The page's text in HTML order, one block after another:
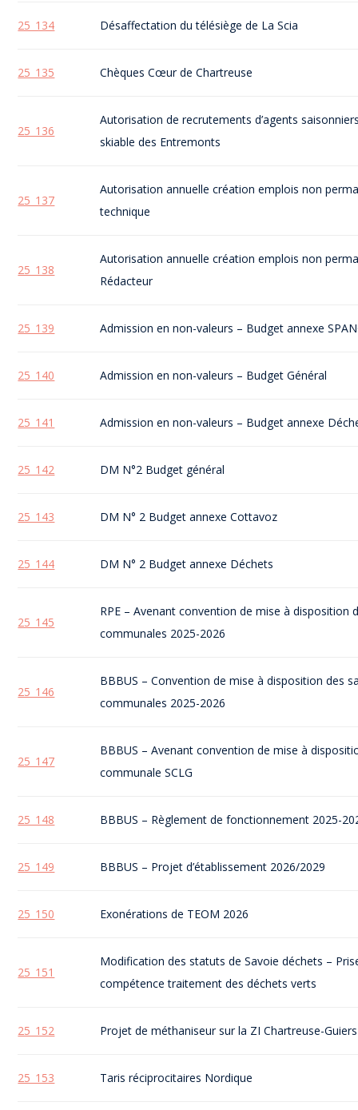
25_134 Désaffectation du télésiège de La Scia
25_135 Chèques Cœur de Chartreuse
25_136
Autorisation de recrutements d’agents
skiable des Entremonts
25_137
Autorisation annuelle création emplois non
technique
25_138
Autorisation annuelle création emplois non
Rédacteur
25_139 Admission en non-valeurs – Budget annexe
25_140 Admission en non-valeurs – Budget Général
25_141 Admission en non-valeurs – Budget annexe
25_142 DM N°2 Budget général
25_143 DM N° 2 Budget annexe Cottavoz
25_144 DM N° 2 Budget annexe Déchets
25_145
RPE – Avenant convention de mise à disposition
communales 2025-2026
25_146
BBBUS – Convention de mise à disposition des
communales 2025-2026
25_147
BBBUS – Avenant convention de mise à
communale SCLG
25_148 BBBUS – Règlement de fonctionnement 2025-
25_149 BBBUS – Projet d’établissement 2026/2029
25_150 Exonérations de TEOM 2026
25_151
Modification des statuts de Savoie déchets –
compétence traitement des déchets verts
25_152 Projet de méthaniseur sur la ZI Chartreuse-Guiers
25_153 Taris réciprocitaires Nordique